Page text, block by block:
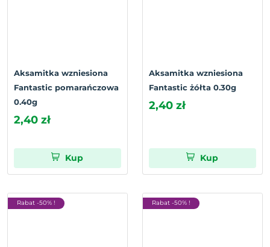
Aksamitka wzniesiona
Fantastic pomarańczowa
0.40g
2,40 zł
Kup
Aksamitka wzniesiona
Fantastic żółta 0.30g
2,40 zł
Kup
Rabat -50% ! Rabat -50% !